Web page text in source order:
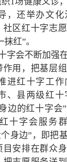
，还举办文
区红十字志
红”。
字会不断加强
用，把基层
进红十字工作
、县两级红十
边的红十字会”
十字会服务
身边”，即把
安排在群众